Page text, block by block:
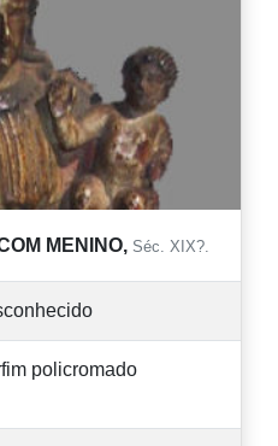
MENINO, Séc. XIX?.
policromado